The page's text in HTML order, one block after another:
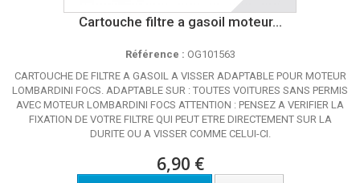
Cartouche filtre a gasoil moteur...
Référence : OG101563
CARTOUCHE DE FILTRE A GASOIL A VISSER ADAPTABLE POUR MOTEUR
LOMBARDINI FOCS. ADAPTABLE SUR : TOUTES VOITURES SANS PERMIS
AVEC MOTEUR LOMBARDINI FOCS ATTENTION : PENSEZ A VERIFIER LA
FIXATION DE VOTRE FILTRE QUI PEUT ETRE DIRECTEMENT SUR LA
DURITE OU A VISSER COMME CELUI-CI.
6,90 €